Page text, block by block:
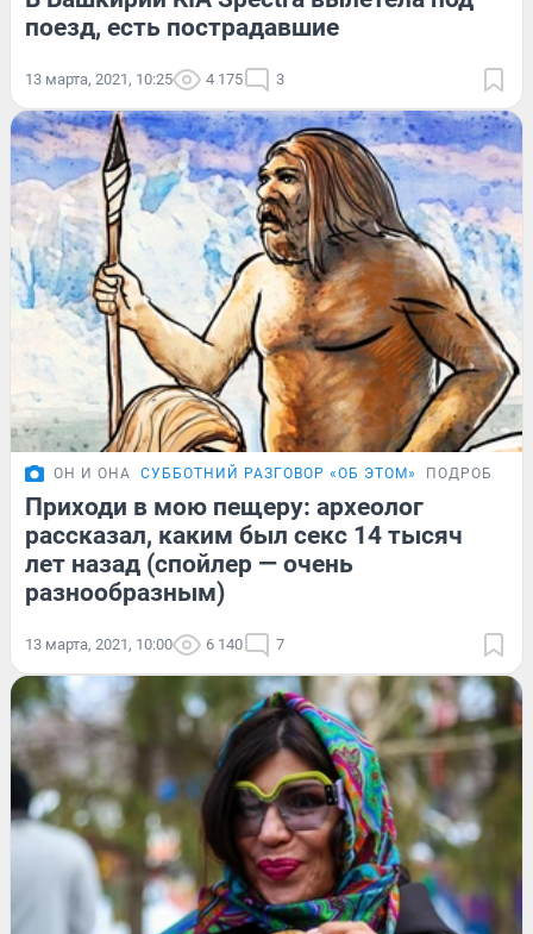
поезд, есть пострадавшие
13 марта, 2021, 10:25 4 175 3
ОН И ОНА СУББОТНИЙ РАЗГОВОР «ОБ ЭТОМ»
Приходи в мою пещеру: археолог
рассказал, каким был секс 14 тысяч
лет назад (спойлер — очень
разнообразным)
13 марта, 2021, 10:00 6 140 7